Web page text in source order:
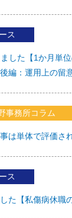
ス
した【1か月単
編：運用上の留
事務所コラム
は単体で評価さ
ス
た【私傷病休職